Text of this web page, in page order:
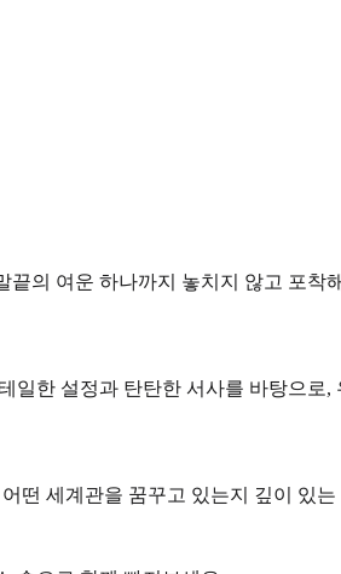
의 여운 하나까지 놓치지 않고 포착
일한 설정과 탄탄한 서사를 바탕으로
떤 세계관을 꿈꾸고 있는지 깊이 있